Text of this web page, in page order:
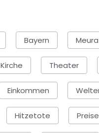
Bayern Meura
Kirche Theater
Einkommen
Hitzetote Preise